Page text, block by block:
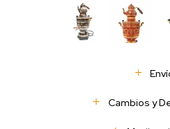
Cambios y